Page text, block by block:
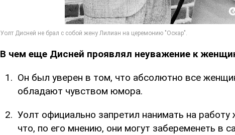
В чем еще Дисней проявлял неуважение к
Он был уверен в том, что абсолютно все
обладают чувством юмора.
Уолт официально запретил нанимать на
что, по его мнению, они могут забеременеть в